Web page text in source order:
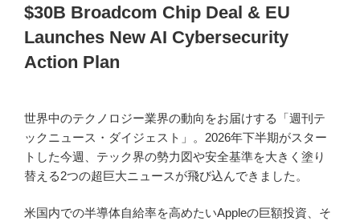
$30B Broadcom Chip Deal & EU
Launches New AI Cybersecurity
Action Plan
世界中のテクノロジー業界の動向をお届けする「週刊テ
ックニュース・ダイジェスト」。2026年下半期がスター
トした今週、テック界の勢力図や安全基準を大きく塗り
替える2つの超巨大ニュースが飛び込んできました。
米国内での半導体自給率を高めたいAppleの巨額投資、そ